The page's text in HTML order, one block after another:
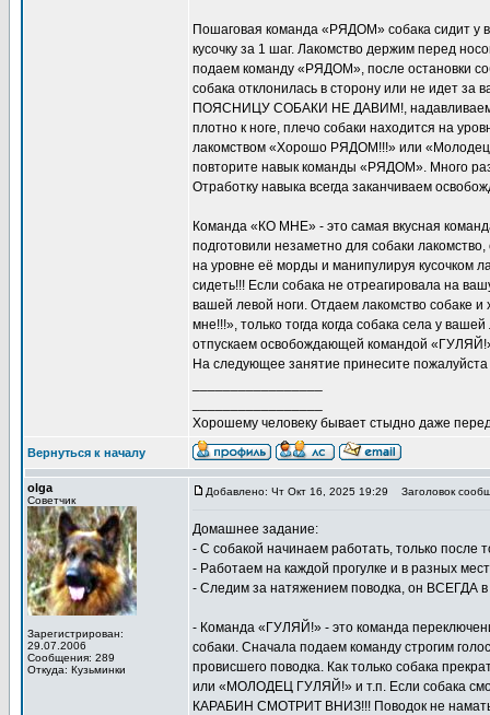
Пошаговая команда «РЯДОМ» собака сидит у
кусочку за 1 шаг. Лакомство держим перед
подаем команду «РЯДОМ», после остановки
собака отклонилась в сторону или не идет за
ПОЯСНИЦУ СОБАКИ НЕ ДАВИМ!, надавливаем на
плотно к ноге, плечо собаки находится на
лакомством «Хорошо РЯДОМ!!!» или
повторите навык команды «РЯДОМ». Много
Отработку навыка всегда заканчиваем
Команда «КО МНЕ» - это самая вкусная
подготовили незаметно для собаки
на уровне её морды и манипулируя кусочком
сидеть!!! Если собака не отреагировала на
вашей левой ноги. Отдаем лакомство собаке
мне!!!», только тогда когда собака села у
отпускаем освобождающей командой
На следующее занятие принесите
Хорошему человеку бывает стыдно даже
Вернуться к началу
olga
Советчик
Зарегистрирован:
29.07.2006
Сообщения: 289
Откуда: Кузьминки
Добавлено: Чт Окт 16, 2025 19:29 Заголовок
Домашнее задание:
- С собакой начинаем работать, только после
- Работаем на каждой прогулке и в разных
- Следим за натяжением поводка, он ВСЕГДА
- Команда «ГУЛЯЙ!» - это команда
собаки. Сначала подаем команду строгим
провисшего поводка. Как только собака
или «МОЛОДЕЦ ГУЛЯЙ!» и т.п. Если собака
КАРАБИН СМОТРИТ ВНИЗ!!! Поводок не